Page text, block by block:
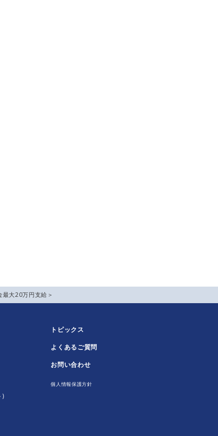
大20万円支給＞
)
トピックス
よくあるご質問
お問い合わせ
個人情報保護方針